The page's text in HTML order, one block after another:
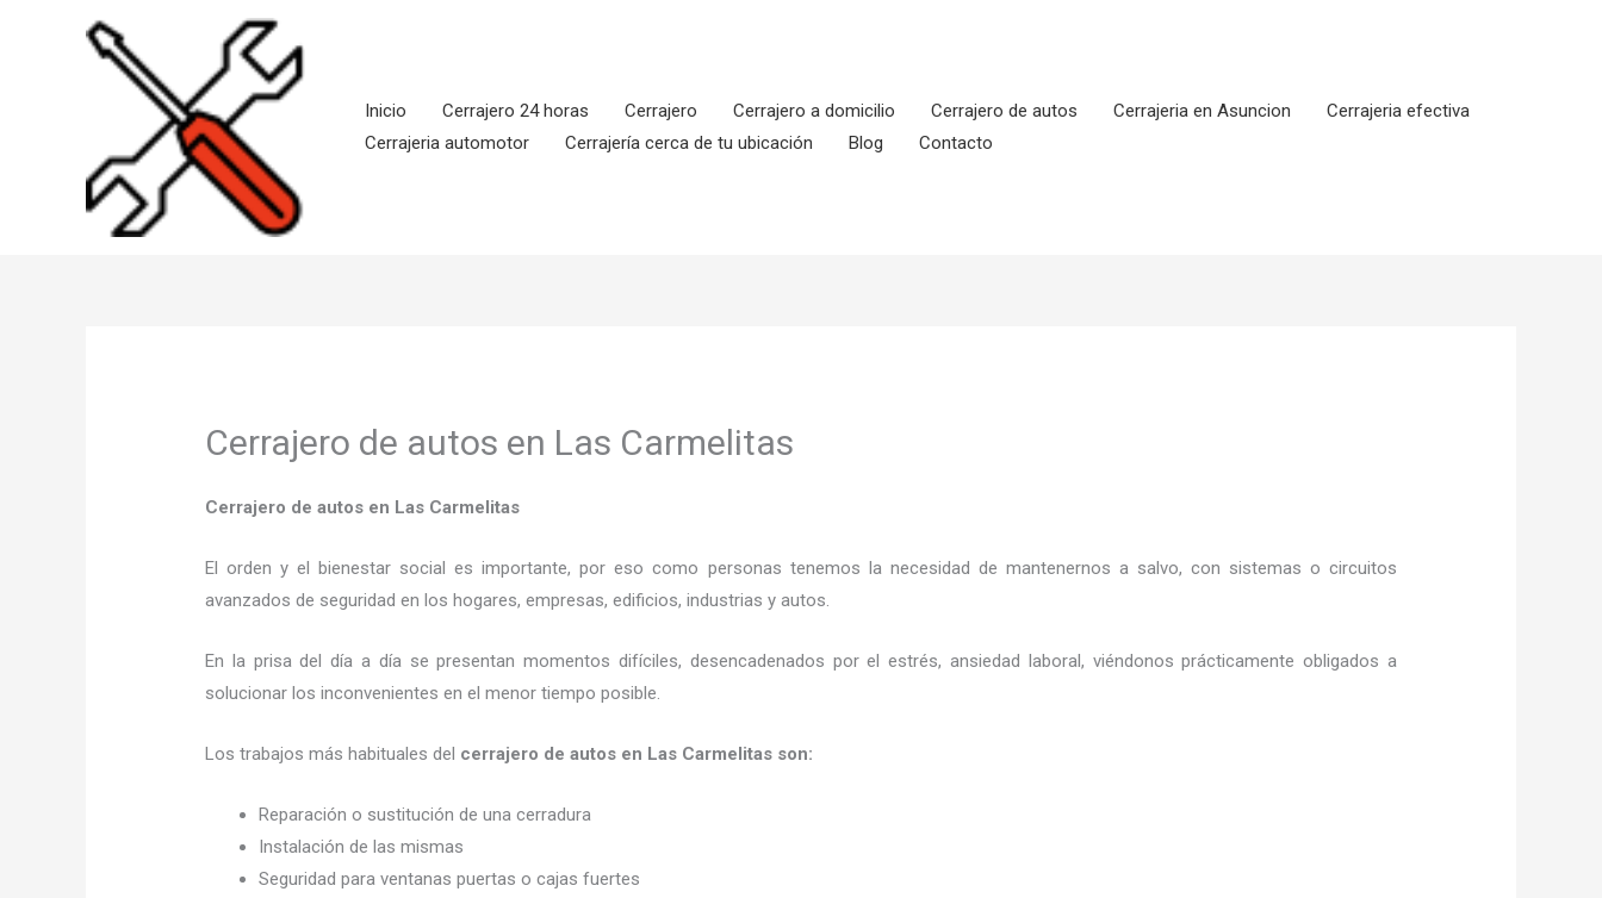
Inicio
Cerrajero 24 horas Cerrajero Cerrajero a domicilio Cerrajero de autos Cerrajeria en Asuncion
Cerrajeria efectiva
Cerrajeria automotor
Cerrajería cerca de tu ubicación Blog Contacto
Cerrajero de autos en Las Carmelitas
Cerrajero de autos en Las Carmelitas
El orden y el bienestar social es importante, por eso como personas tenemos la necesidad de mantenernos a salvo, con sistemas o circuitos
avanzados de seguridad en los hogares, empresas, edificios, industrias y autos.
En la prisa del día a día se presentan momentos difíciles, desencadenados por el estrés, ansiedad laboral, viéndonos prácticamente obligados a
solucionar los inconvenientes en el menor tiempo posible.
Los trabajos más habituales del cerrajero de autos en Las Carmelitas son:
Reparación o sustitución de una cerradura
Instalación de las mismas
Seguridad para ventanas puertas o cajas fuertes